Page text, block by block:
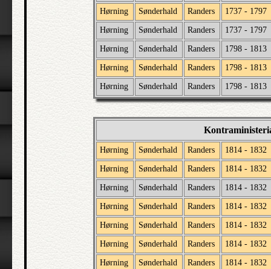
Hørning Sønderhald Randers 1737 - 1797
Hørning Sønderhald Randers 1737 - 1797
Hørning Sønderhald Randers 1798 - 1813
Hørning Sønderhald Randers 1798 - 1813
Hørning Sønderhald Randers 1798 - 1813
Hørning Sønderhald Randers 1814 - 1832
Hørning Sønderhald Randers 1814 - 1832
Hørning Sønderhald Randers 1814 - 1832
Hørning Sønderhald Randers 1814 - 1832
Hørning Sønderhald Randers 1814 - 1832
Hørning Sønderhald Randers 1814 - 1832
Hørning Sønderhald Randers 1814 - 1832